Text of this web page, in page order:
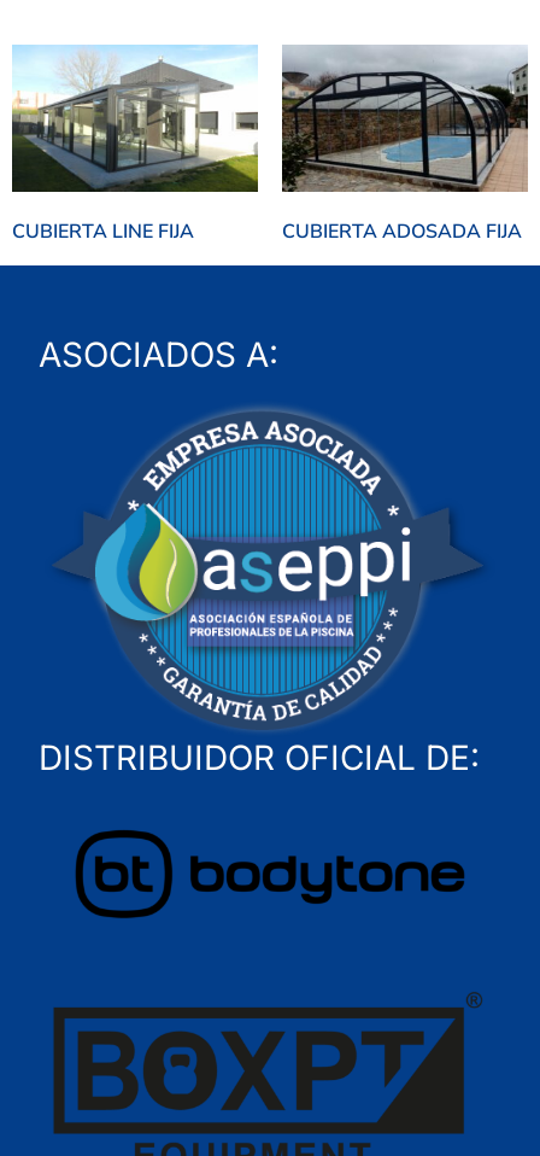
CUBIERTA LINE FIJA CUBIERTA ADOSADA FIJA
ASOCIADOS A:
DISTRIBUIDOR OFICIAL DE: